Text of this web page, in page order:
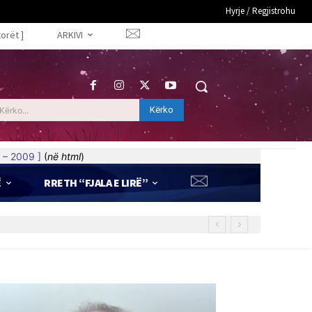
Hyrje / Regjistrohu
] ARKIVI
Kërko... Kërko
2009 ] (në html)
RRETH “FJALA E LIRË”